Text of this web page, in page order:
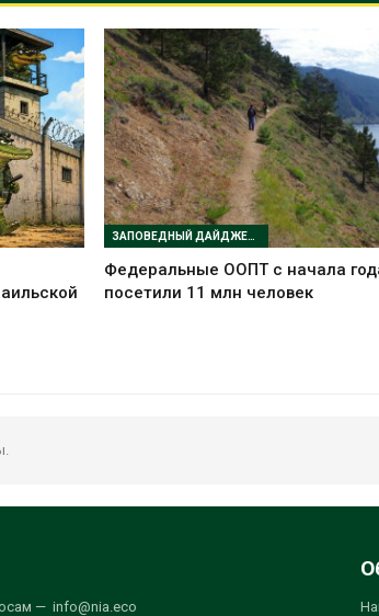
ЗАПОВЕДНЫЙ ДАЙДЖЕСТ
Федеральные ООПТ с начала
посетили 11 млн человек
— info@nia.eco